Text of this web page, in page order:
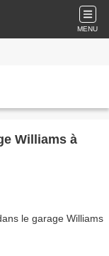
MENU
Williams à